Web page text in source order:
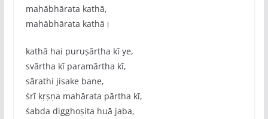
mahābhārata kathā,
mahābhārata kathā।
kathā hai puruṣārtha kī ye,
svārtha kī paramārtha kī,
sārathi jisake bane,
śrī kṛṣṇa mahārata pārtha kī,
śabda digghoṣita huā jaba,